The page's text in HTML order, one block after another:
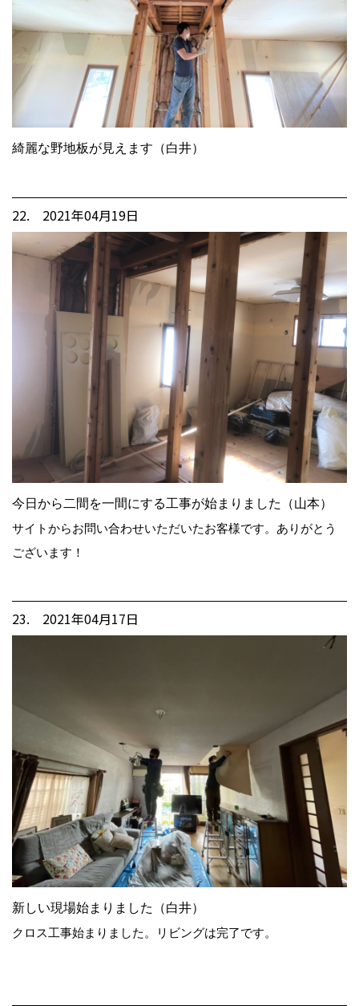
綺麗な野地板が見えます（白井）
22. 2021年04月19日
今日から二間を一間にする工事が始まりました（山本）
サイトからお問い合わせいただいたお客様です。ありがとう
ございます！
23. 2021年04月17日
新しい現場始まりました（白井）
クロス工事始まりました。リビングは完了です。